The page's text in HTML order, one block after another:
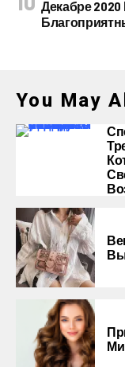
Декабре
You May